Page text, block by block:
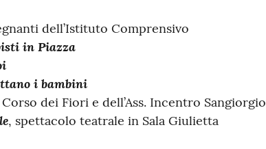
dell’Istituto Comprensivo
in Piazza
i bambini
dei Fiori e dell’Ass. Incentro Sangiorgio
, spettacolo teatrale in Sala Giulietta